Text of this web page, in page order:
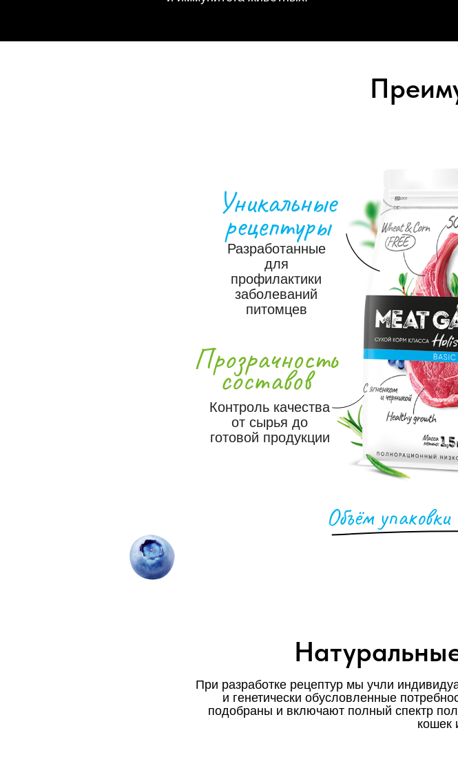
Контроль качества
от сырья до
готовой продукции
Разработанные
для
профилактики
заболеваний
питомцев
Объём
Уникальные
рецептуры
Прозрачность
составов
При разработке рецептур мы учли
и генетически обусловленные
подобраны и включают полный спектр
кошек